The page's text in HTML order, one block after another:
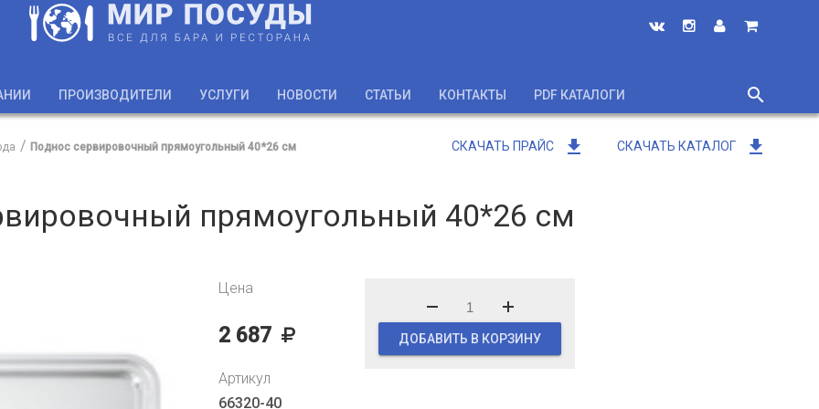
ПРОИЗВОДИТЕЛИ УСЛУГИ НОВОСТИ СТАТЬИ КОНТАКТЫ PDF КАТАЛОГИ
search
close
СКАЧАТЬ ПРАЙС get_app СКАЧАТЬ КАТАЛОГ get_app
Поднос сервировочный прямоугольный 40*26 см
прямоугольный 40*26 см
Цена
2 687 ДОБАВИТЬ В КОРЗИНУ
Артикул
66320-40